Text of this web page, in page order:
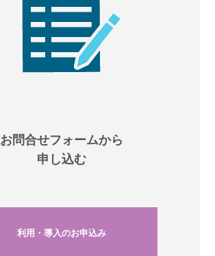
お問合せフォームから
申し込む
利用・導入のお申込み